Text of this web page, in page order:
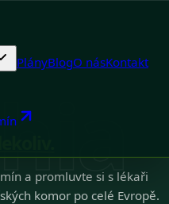
PlányBlogO násKontakt
a promluvte si s lékaři
komor po celé Evropě.